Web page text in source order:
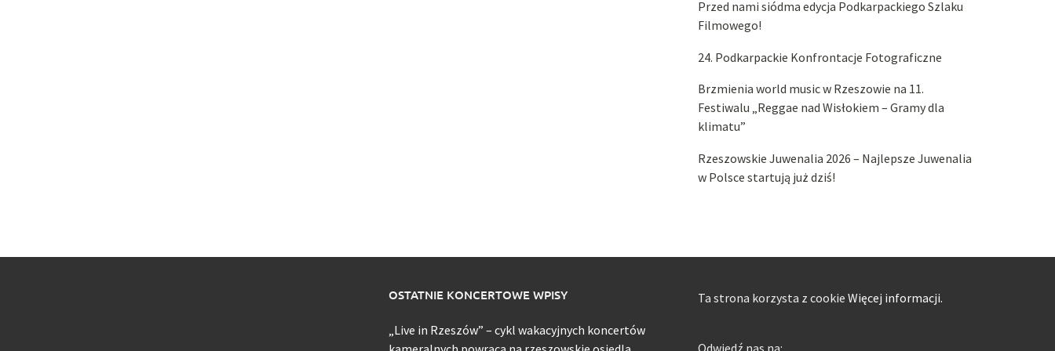
Przed nami siódma edycja Podkarpackiego Szlaku
Filmowego!
24. Podkarpackie Konfrontacje Fotograficzne
Brzmienia world music w Rzeszowie na 11.
Festiwalu „Reggae nad Wisłokiem – Gramy dla
klimatu”
Rzeszowskie Juwenalia 2026 – Najlepsze Juwenalia
w Polsce startują już dziś!
OSTATNIE KONCERTOWE WPISY
„Live in Rzeszów” – cykl wakacyjnych koncertów
Ta strona korzysta z cookie Więcej informacji.
Odwiedź nas na: